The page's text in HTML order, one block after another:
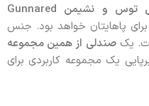
توس و نشیمن Gunnared
پاهایتان خواهد بود. جنس
یک صندلی از همین مجموعه
یک مجموعه کاربردی برای